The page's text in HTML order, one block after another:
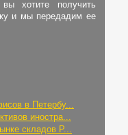
хотите получить
и мы передадим ее
в Петербу...
иностра...
складов Р...